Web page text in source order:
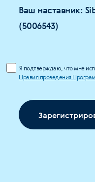
Ваш наставник:
(5006543)
Я подтверждаю, что мне
Правил проведения